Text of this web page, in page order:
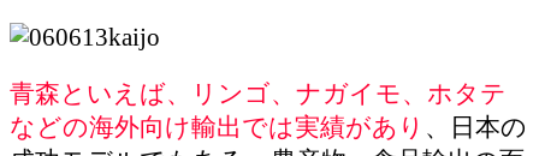
青森といえば、リンゴ、ナガイモ、ホタテ
などの海外向け輸出では実績があり 、日本の